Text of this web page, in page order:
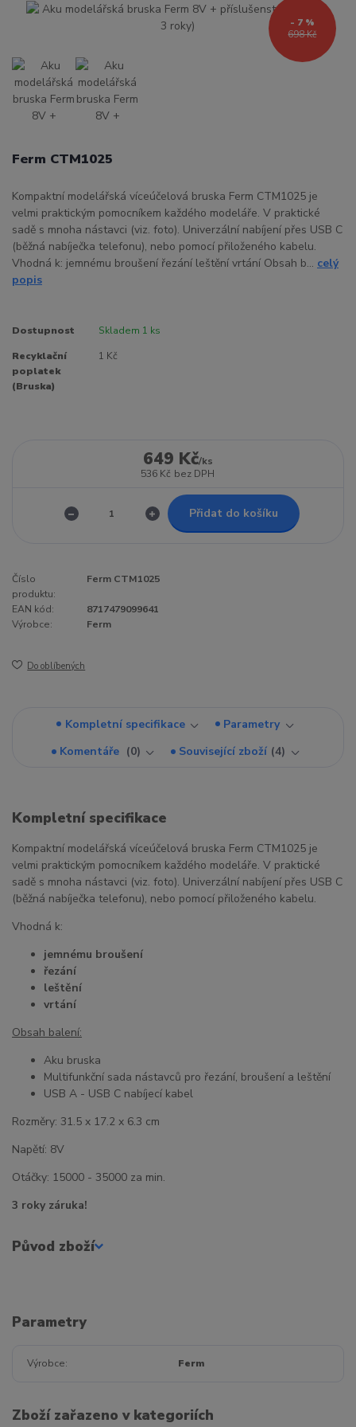
698 Kč
- 7 %
Ferm CTM1025
Kompaktní modelářská víceúčelová bruska Ferm CTM1025 je
velmi praktickým pomocníkem každého modeláře. V praktické
sadě s mnoha nástavci (viz. foto). Univerzální nabíjení přes USB C
(běžná nabíječka telefonu), nebo pomocí přiloženého kabelu.
Vhodná k: jemnému broušení řezání leštění vrtání Obsah b... celý
popis
Dostupnost Skladem 1 ks
Recyklační
poplatek
(Bruska)
1 Kč
649 Kč/ks
536 Kč bez DPH
Přidat do košíku
Číslo
produktu:
Ferm CTM1025
EAN kód:
8717479099641
Výrobce:
Ferm
Do oblíbených
Kompletní specifikace
Parametry
Komentáře
0 Související zboží 4
Kompletní specifikace
Kompaktní modelářská víceúčelová bruska Ferm CTM1025 je
velmi praktickým pomocníkem každého modeláře. V praktické
sadě s mnoha nástavci (viz. foto). Univerzální nabíjení přes USB C
(běžná nabíječka telefonu), nebo pomocí přiloženého kabelu.
Vhodná k:
jemnému broušení
řezání
leštění
vrtání
Obsah balení:
Aku bruska
Multifunkční sada nástavců pro řezání, broušení a leštění
USB A - USB C nabíjecí kabel
Rozměry: 31.5 x 17.2 x 6.3 cm
Napětí: 8V
Otáčky: 15000 - 35000 za min.
3 roky záruka!
Původ zboží
Parametry
Výrobce Ferm
Zboží zařazeno v kategoriích